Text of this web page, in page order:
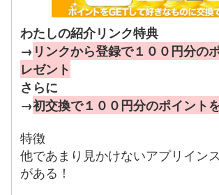
わたしの紹介リンク特典
→ リンクから登録で１００円分の
レゼント
さらに
→初交換で１００円分のポイント
特徴
他であまり見かけないアプリイン
がある！